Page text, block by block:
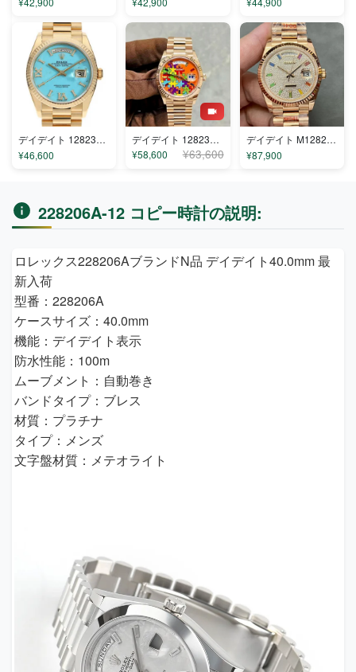
デイデイト 128238ac コピー
¥46,600
デイデイト 128238MA コピー
¥58,600
¥63,600
デイデイト M128235-0039 コピー
¥87,900
228206A-12 コピー時計の説明:
ロレックス228206AブランドN品 デイデイト40.0mm 最
新入荷
型番：228206A
ケースサイズ：40.0mm
機能：デイデイト表示
防水性能：100m
ムーブメント：自動巻き
バンドタイプ：ブレス
材質：プラチナ
タイプ：メンズ
文字盤材質：メテオライト